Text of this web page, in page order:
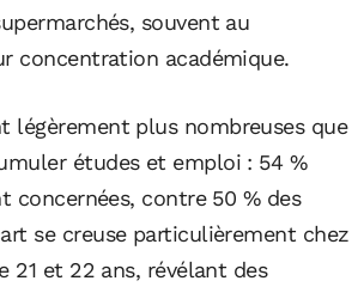
souvent au
concentration académique.
légèrement plus nombreuses que
études et emploi : 54 %
concernées, contre 50 % des
se creuse particulièrement chez
21 et 22 ans, révélant des